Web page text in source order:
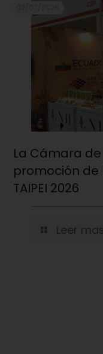
La Cámara
promoción de
TAIPEI 2026
Leer mas